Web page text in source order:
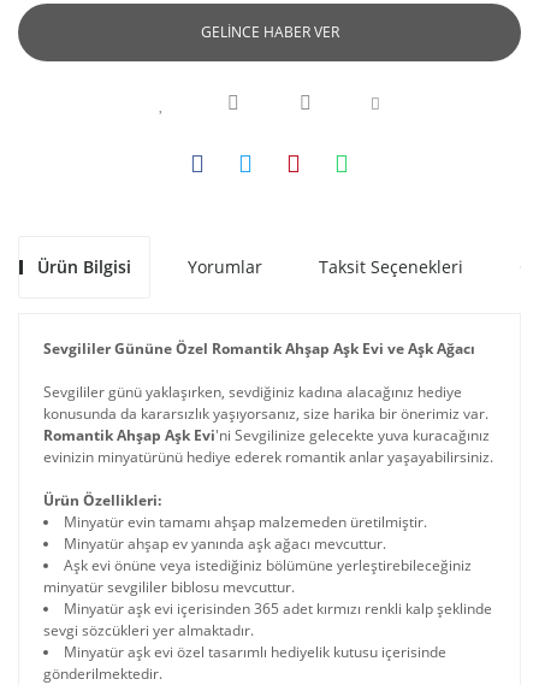
GELİNCE HABER VER
Ürün Bilgisi Yorumlar Taksit Seçenekleri
Sevgililer Gününe Özel Romantik Ahşap Aşk Evi ve Aşk Ağacı
Sevgililer günü yaklaşırken, sevdiğiniz kadına alacağınız hediye
konusunda da kararsızlık yaşıyorsanız, size harika bir önerimiz var.
Romantik Ahşap Aşk Evi'ni Sevgilinize gelecekte yuva kuracağınız
evinizin minyatürünü hediye ederek romantik anlar yaşayabilirsiniz.
Ürün Özellikleri:
Minyatür evin tamamı ahşap malzemeden üretilmiştir.
Minyatür ahşap ev yanında aşk ağacı mevcuttur.
Aşk evi önüne veya istediğiniz bölümüne yerleştirebileceğiniz
minyatür sevgililer biblosu mevcuttur.
Minyatür aşk evi içerisinden 365 adet kırmızı renkli kalp şeklinde
sevgi sözcükleri yer almaktadır.
Minyatür aşk evi özel tasarımlı hediyelik kutusu içerisinde
gönderilmektedir.